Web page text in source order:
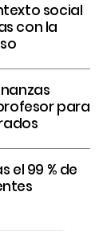
social
con la
para
el 99 % de